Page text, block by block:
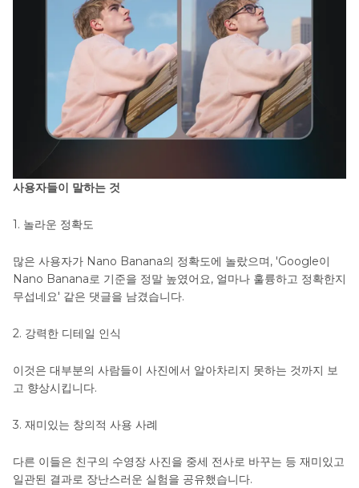
사용자들이 말하는 것
1. 놀라운 정확도
많은 사용자가 Nano Banana의 정확도에 놀랐으며, 'Google이
Nano Banana로 기준을 정말 높였어요, 얼마나 훌륭하고 정확한지
무섭네요' 같은 댓글을 남겼습니다.
2. 강력한 디테일 인식
이것은 대부분의 사람들이 사진에서 알아차리지 못하는 것까지 보
고 향상시킵니다.
3. 재미있는 창의적 사용 사례
다른 이들은 친구의 수영장 사진을 중세 전사로 바꾸는 등 재미있고
일관된 결과로 장난스러운 실험을 공유했습니다.